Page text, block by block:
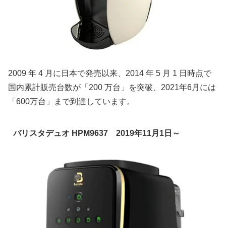
2009 年 4 月に日本で発売以来、2014 年 5 月 1 日時点で
国内累計販売台数が「200 万台」を突破、2021年6月には
「600万台」まで到達しています。
バリスタデュオ HPM9637 2019年11月1日～